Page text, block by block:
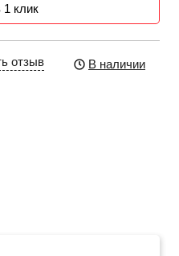
1 клик
отзыв В наличии